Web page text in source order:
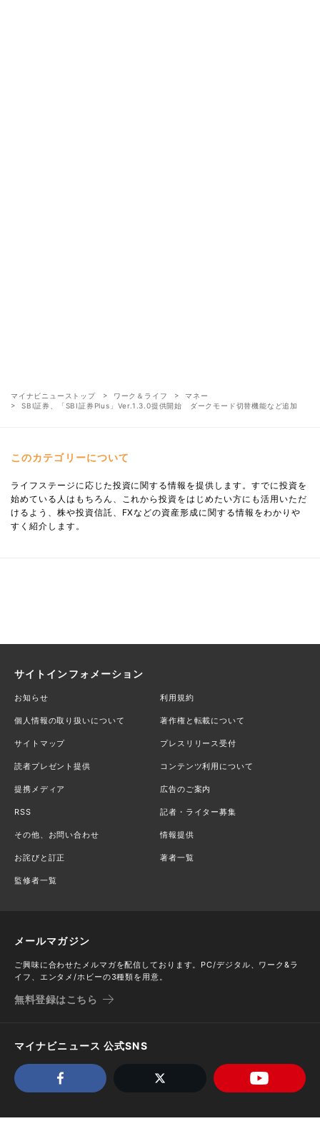
マイナビニューストップ ワーク＆ライフ
マネー
SBI証券、「SBI証券Plus」Ver.1.3.0提供開始 ダークモード切替機能など追加
このカテゴリーについて
ライフステージに応じた投資に関する情報を提供します。すでに投資を
始めている人はもちろん、これから投資をはじめたい方にも活用いただ
けるよう、株や投資信託、FXなどの資産形成に関する情報をわかりや
すく紹介します。
サイトインフォメーション
お知らせ 利用規約
個人情報の取り扱いについて 著作権と転載について
サイトマップ プレスリリース受付
読者プレゼント提供 コンテンツ利用について
提携メディア 広告のご案内
RSS 記者・ライター募集
その他、お問い合わせ 情報提供
お詫びと訂正 著者一覧
監修者一覧
メールマガジン
ご興味に合わせたメルマガを配信しております。PC/デジタル、ワーク&ラ
イフ、エンタメ/ホビーの3種類を用意。
無料登録はこちら
マイナビニュース 公式SNS